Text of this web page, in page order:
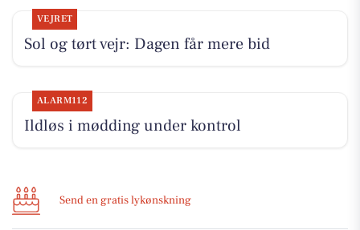
VEJRET
Sol og tørt vejr: Dagen får mere bid
ALARM112
Ildløs i mødding under kontrol
Send en gratis lykønskning